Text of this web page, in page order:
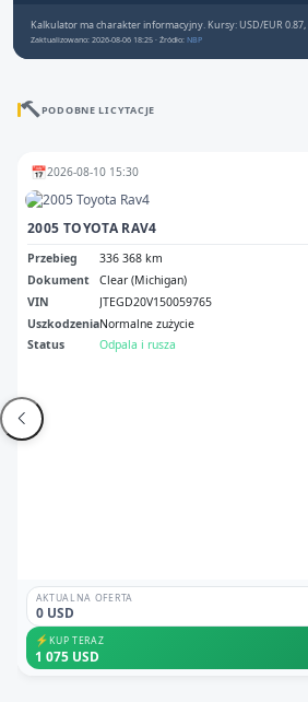
Kalkulator ma charakter informacyjny. Kursy: USD/EUR 0.87,
Zaktualizowano: 2026-08-06 18:25 · Źródło: NBP
PODOBNE LICYTACJE
📅2026-08-10 15:30
2005 TOYOTA RAV4
Przebieg
336 368 km
Dokument
Clear (Michigan)
VIN
JTEGD20V150059765
UszkodzeniaNormalne zużycie
Status
Odpala i rusza
AKTUALNA OFERTA
0 USD
⚡KUP TERAZ
1 075 USD